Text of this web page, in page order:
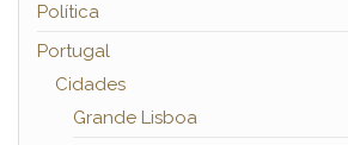
Política
Portugal
Cidades
Grande Lisboa